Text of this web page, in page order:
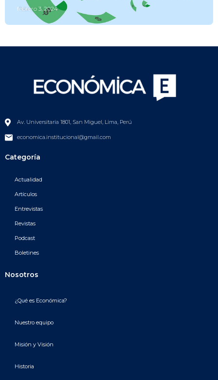
febrero 3, 2024
Av. Universitaria 1801, San Miguel, Lima, Perú
economica.institucional@gmail.com
Categoría
Actualidad
Artículos
Entrevistas
Revistas
Podcast
Boletines
Nosotros
¿Qué es Económica?
Nuestro equipo
Misión y Visión
Historia